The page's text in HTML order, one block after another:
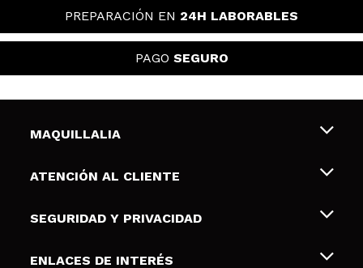
PREPARACIÓN EN 24H LABORABLES
PAGO SEGURO
MAQUILLALIA
Sobre nosotros
Tarjetas de Regalo
ATENCIÓN AL CLIENTE
Envíos y devoluciones
Formas de pago
SEGURIDAD Y PRIVACIDAD
Terminos y condiciones de uso
ENLACES DE INTERÉS